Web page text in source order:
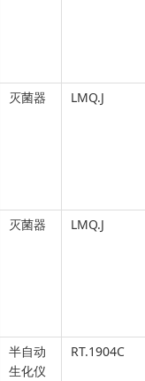
灭菌器 LMQ.J
灭菌器 LMQ.J
半自动
生化仪
RT.1904C